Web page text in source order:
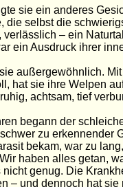
sie ein anderes
die selbst die
verlässlich – ein
ein Ausdruck ihrer
außergewöhnlich.
hat sie ihre Welpen
achtsam, tief
begann der
zu erkennender
bekam, war zu
haben alles getan,
nicht genug. Die
– und dennoch hat sie